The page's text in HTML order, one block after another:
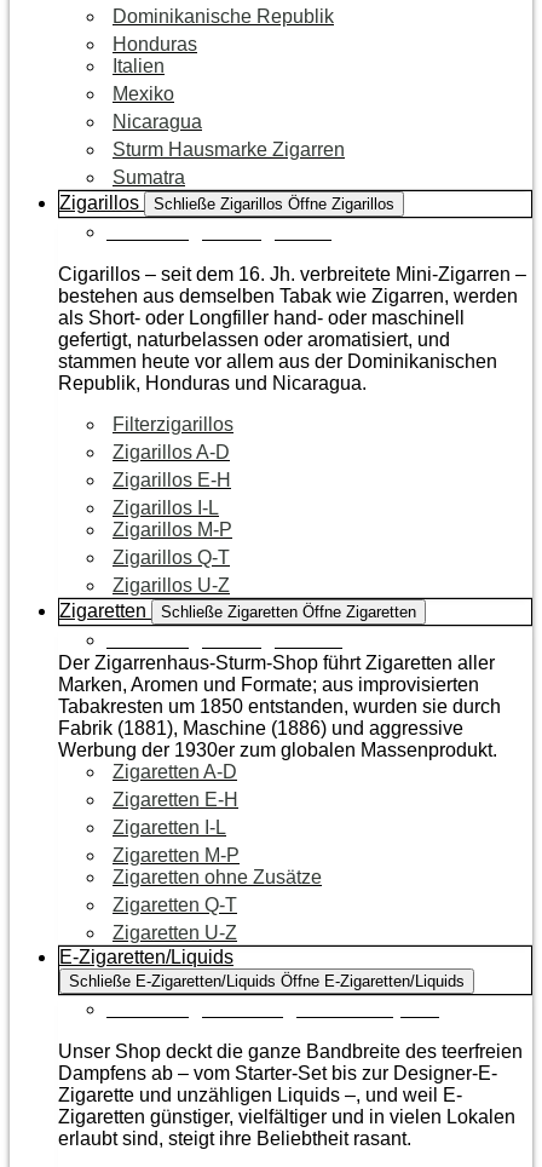
Dominikanische Republik
Honduras
Italien
Mexiko
Nicaragua
Sturm Hausmarke Zigarren
Sumatra
Zigarillos
Schließe Zigarillos Öffne Zigarillos
Cigarillos – seit dem 16. Jh. verbreitete Mini-Zigarren –
bestehen aus demselben Tabak wie Zigarren, werden
als Short- oder Longfiller hand- oder maschinell
gefertigt, naturbelassen oder aromatisiert, und
stammen heute vor allem aus der Dominikanischen
Republik, Honduras und Nicaragua.
Filterzigarillos
Zigarillos A-D
Zigarillos E-H
Zigarillos I-L
Zigarillos M-P
Zigarillos Q-T
Zigarillos U-Z
Zigaretten
Schließe Zigaretten Öffne Zigaretten
Der Zigarrenhaus-Sturm-Shop führt Zigaretten aller
Marken, Aromen und Formate; aus improvisierten
Tabakresten um 1850 entstanden, wurden sie durch
Fabrik (1881), Maschine (1886) und aggressive
Werbung der 1930er zum globalen Massenprodukt.
Zigaretten A-D
Zigaretten E-H
Zigaretten I-L
Zigaretten M-P
Zigaretten ohne Zusätze
Zigaretten Q-T
Zigaretten U-Z
E-Zigaretten/Liquids
Schließe E-Zigaretten/Liquids Öffne E-Zigaretten/Liquids
Unser Shop deckt die ganze Bandbreite des teerfreien
Dampfens ab – vom Starter-Set bis zur Designer-E-
Zigarette und unzähligen Liquids –, und weil E-
Zigaretten günstiger, vielfältiger und in vielen Lokalen
erlaubt sind, steigt ihre Beliebtheit rasant.